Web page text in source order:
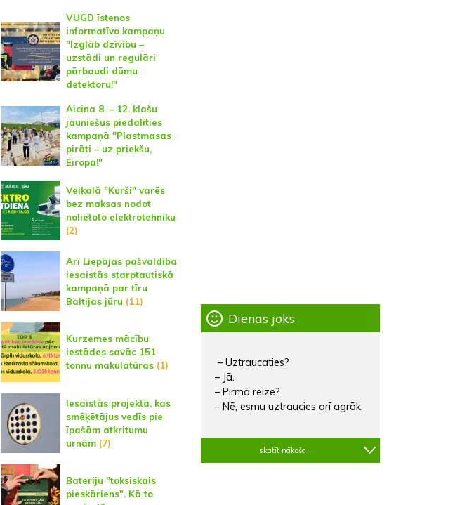
VUGD īstenos
informatīvo kampaņu
"Izglāb dzīvību –
uzstādi un regulāri
pārbaudi dūmu
detektoru!"
Aicina 8. – 12. klašu
jauniešus piedalīties
kampaņā "Plastmasas
pirāti – uz priekšu,
Eiropa!"
Veikalā "Kurši" varēs
bez maksas nodot
nolietoto elektrotehniku
(2)
Arī Liepājas pašvaldība
iesaistās starptautiskā
kampaņā par tīru
Baltijas jūru (11)
Kurzemes mācību
iestādes savāc 151
tonnu makulatūras(1)
Iesaistās projektā, kas
smēķētājus vedīs pie
īpašām atkritumu
urnām(7)
Bateriju "toksiskais
pieskāriens". Kā to
Dienas joks
– Uztraucaties?
– Jā.
– Pirmā reize?
– Nē, esmu uztraucies arī agrāk.
skatīt nākošo